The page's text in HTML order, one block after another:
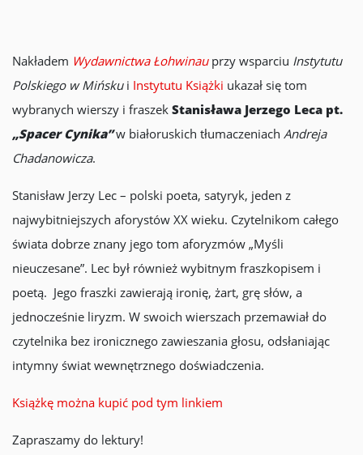
Nakładem Wydawnictwa Łohwinauprzy wsparciu Instytutu
Polskiego w Mińskui Instytutu Książki ukazał się tom
wybranych wierszy i fraszek Stanisława Jerzego Leca pt.
„Spacer Cynika”w białoruskich tłumaczeniach Andreja
Chadanowicza.
Stanisław Jerzy Lec – polski poeta, satyryk, jeden z
najwybitniejszych aforystów XX wieku. Czytelnikom całego
świata dobrze znany jego tom aforyzmów „Myśli
nieuczesane”. Lec był również wybitnym fraszkopisem i
poetą. Jego fraszki zawierają ironię, żart, grę słów, a
jednocześnie liryzm. W swoich wierszach przemawiał do
czytelnika bez ironicznego zawieszania głosu, odsłaniając
intymny świat wewnętrznego doświadczenia.
Książkę można kupić pod tym linkiem
Zapraszamy do lektury!